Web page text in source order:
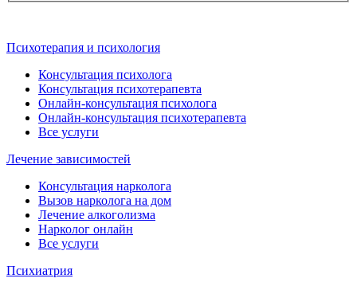
Психотерапия и психология
Консультация психолога
Консультация психотерапевта
Онлайн-консультация психолога
Онлайн-консультация психотерапевта
Все услуги
Лечение зависимостей
Консультация нарколога
Вызов нарколога на дом
Лечение алкоголизма
Нарколог онлайн
Все услуги
Психиатрия